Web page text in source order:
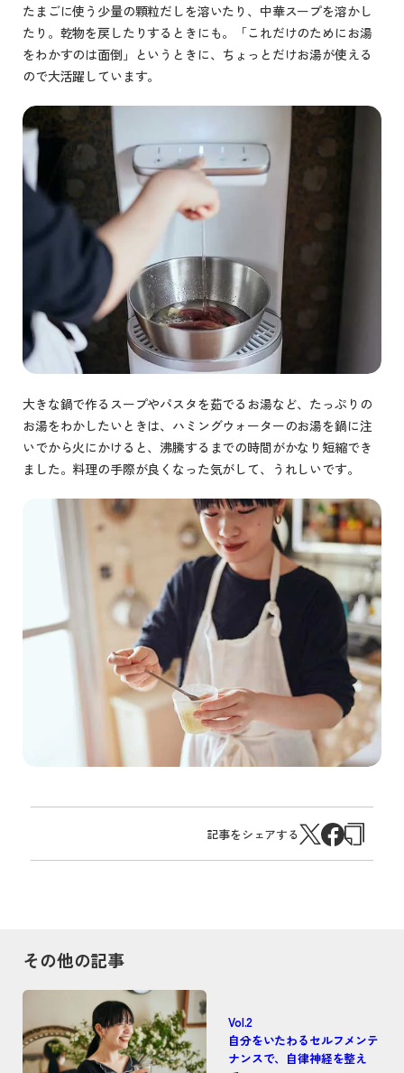
たまごに使う少量の顆粒だしを溶いたり、中華スープを溶かし
たり。乾物を戻したりするときにも。「これだけのためにお湯
をわかすのは面倒」というときに、ちょっとだけお湯が使える
ので大活躍しています。
大きな鍋で作るスープやパスタを茹でるお湯など、たっぷりの
お湯をわかしたいときは、ハミングウォーターのお湯を鍋に注
いでから火にかけると、沸騰するまでの時間がかなり短縮でき
ました。料理の手際が良くなった気がして、うれしいです。
記事をシェアする
その他の記事
Vol.2
自分をいたわるセルフメンテ
ナンスで、自律神経を整え